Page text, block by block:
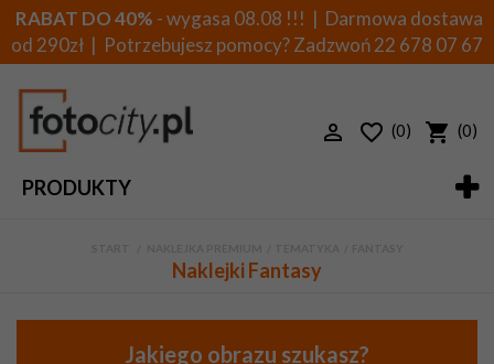
RABAT DO 40% - wygasa 08.08 !!! | Darmowa dostawa
od 290zł | Potrzebujesz pomocy? Zadzwoń22 678 07 67
PRODUKTY
(0) (0)
Naklejki Fantasy
Jakiego obrazu szukasz?